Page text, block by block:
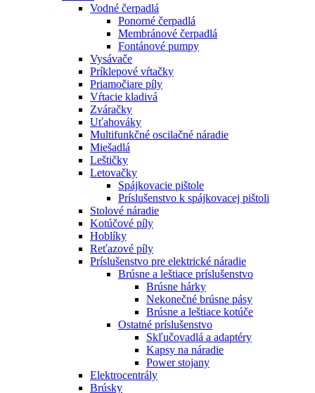
Vodné čerpadlá
Ponorné čerpadlá
Membránové čerpadlá
Fontánové pumpy
Vysávače
Príklepové vŕtačky
Priamočiare píly
Vŕtacie kladivá
Zváračky
Uťahováky
Multifunkčné oscilačné náradie
Miešadlá
Leštičky
Letovačky
Spájkovacie pištole
Príslušenstvo k spájkovacej pištoli
Stolové náradie
Kotúčové píly
Hoblíky
Reťazové píly
Príslušenstvo pre elektrické náradie
Brúsne a leštiace príslušenstvo
Brúsne hárky
Nekonečné brúsne pásy
Brúsne a leštiace kotúče
Ostatné príslušenstvo
Skľučovadlá a adaptéry
Kapsy na náradie
Power stojany
Elektrocentrály
Brúsky